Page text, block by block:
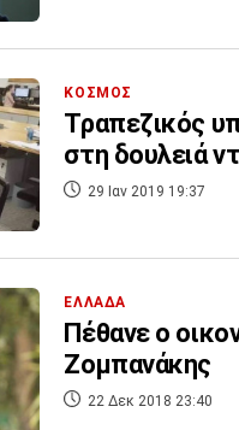
ΚΟΣΜΟΣ
Τραπεζικός
στη δουλειά
29 Ιαν 2019 19:37
ΕΛΛΑΔΑ
Πέθανε ο οικονομολόγος-τραπεζίτης Μίνωας
Ζομπανάκης
22 Δεκ 2018 23:40